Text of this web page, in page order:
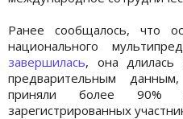
Ранее сообщалось, что
национального
завершилась, она
предварительным
приняли более 90%
зарегистрированных